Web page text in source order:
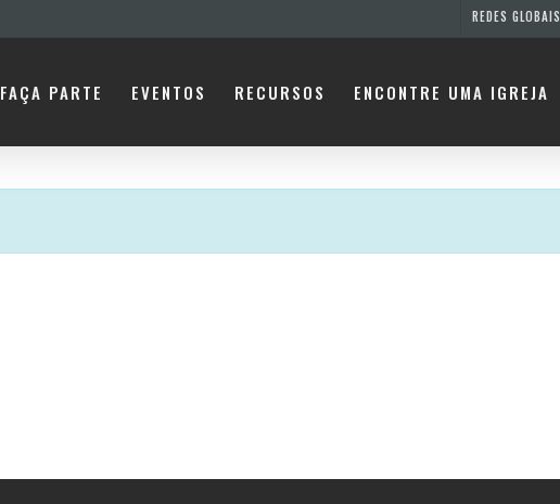
REDES GLOBAIS
FAÇA PARTE EVENTOS RECURSOS ENCONTRE UMA IGREJA